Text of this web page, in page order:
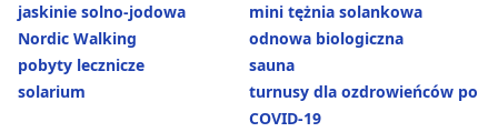
jaskinie solno-jodowa
mini tężnia solankowa
Nordic Walking
odnowa biologiczna
pobyty lecznicze
sauna
solarium
turnusy dla ozdrowieńców po
COVID-19